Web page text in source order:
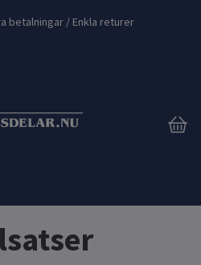
betalningar / Enkla returer